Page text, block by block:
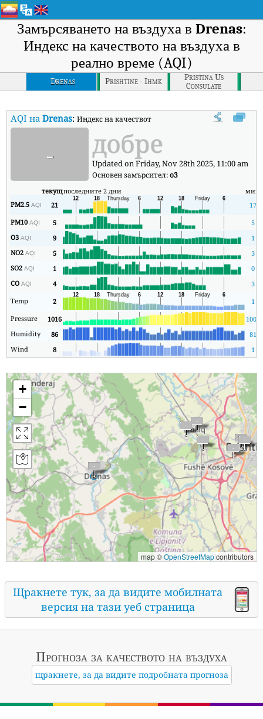
Замърсяването на въздуха в Drenas:
Индекс на качеството на въздуха в
реално време (AQI)
Drenas Prishtine - Ihmk
Pristina Us
Consulate
AQI наDrenas:Индекс на качеството на въздуха в реално време
- добре
Updated on Friday, Nov 28th 2025, 11:00 am
Основен замърсител:o3
текущпоследните 2 дни мин
PM2.5AQI 21
17
PM10AQI 5
5
O3AQI 9
1
NO2AQI 5
3
SO2AQI 1
0
COAQI 4
3
Temp
2
1
Pressure
1016 1008
Humidity
86
81
Wind
8 1
+
−
map ©OpenStreetMapcontributors
Щракнете тук, за да видите мобилната
версия на тази уеб страница
Прогноза за качеството на въздуха
щракнете, за да видите подробната прогноза